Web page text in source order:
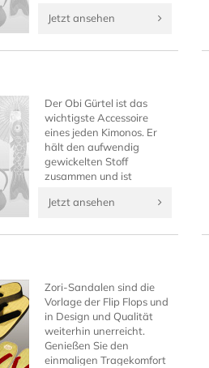
auch zu anderen
Blickfang.
Jetzt ansehen
Der Obi Gürtel ist das
wichtigste Accessoire
eines jeden Kimonos. Er
hält den aufwendig
gewickelten Stoff
zusammen und ist
besonderer Blickfang
Teil eines Kimono Outfits.
Jetzt ansehen
Zori-Sandalen sind die
Vorlage der Flip Flops und
in Design und Qualität
weiterhin unerreicht.
Genießen Sie den
einmaligen Tragekomfort